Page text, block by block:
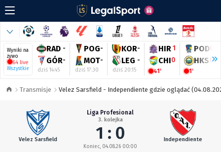
Wyniki na
żywo
64 live
Wszystkie
RAD -
GÓR-
dziś 14:45
POG-
MOT-
dziś 17:30
KOR-
LEG -
dziś 20:15
HIR1
CHI0
41'
POD0
HKS0
1'
Transmisje Velez Sarsfield - Independiente gdzie oglądać
Velez Sarsfield
Liga Profesional
3. kolejka
1 : 0
Koniec, 04.08.26 00:00
Independiente